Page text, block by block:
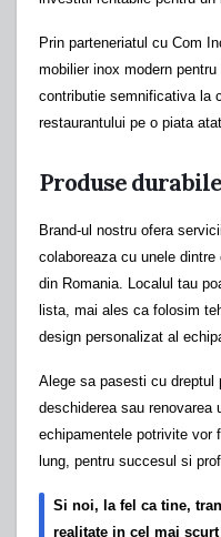
Prin parteneriatul cu Com
mobilier inox modern
contributie semnificativa la
restaurantului pe o piata
Produse
Brand-ul nostru ofera
colaboreaza cu unele
din Romania. Localul tau
lista, mai ales ca folosim
design personalizat al
Alege sa pasesti cu dreptul
deschiderea sau
echipamentele potrivite vor
lung, pentru succesul si
Si noi, la fel ca tine,
realitate in cel mai